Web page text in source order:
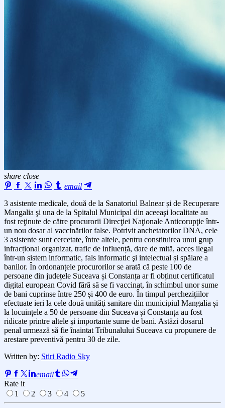
share close
email
3 asistente medicale, două de la Sanatoriul Balnear și de Recuperare
Mangalia şi una de la Spitalul Municipal din aceeaşi localitate au
fost reţinute de către procurorii Direcţiei Naţionale Anticorupţie într-
un nou dosar al vaccinărilor false. Potrivit anchetatorilor DNA, cele
3 asistente sunt cercetate, între altele, pentru constituirea unui grup
infracțional organizat, trafic de influență, dare de mită, acces ilegal
într-un sistem informatic, fals informatic şi intelectual și spălare a
banilor. În ordonanțele procurorilor se arată că peste 100 de
persoane din județele Suceava și Constanța ar fi obținut certificatul
digital european Covid fără să se fi vaccinat, în schimbul unor sume
de bani cuprinse între 250 și 400 de euro. În timpul perchezițiilor
efectuate ieri la cele două unităţi sanitare din municipiul Mangalia și
la locuințele a 50 de persoane din Suceava și Constanța au fost
ridicate printre altele şi importante sume de bani. Astăzi dosarul
penal urmează să fie înaintat Tribunalului Suceava cu propunere de
arestare preventivă pentru 30 de zile.
Written by: Stiri Radio Sky
email
Rate it
1
2 3 4 5